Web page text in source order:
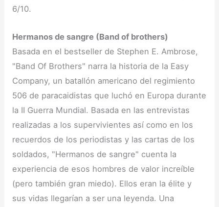
6/10.
Hermanos de sangre (Band of brothers)
Basada en el bestseller de Stephen E. Ambrose,
"Band Of Brothers" narra la historia de la Easy
Company, un batallón americano del regimiento
506 de paracaidistas que luchó en Europa durante
la II Guerra Mundial. Basada en las entrevistas
realizadas a los supervivientes así como en los
recuerdos de los periodistas y las cartas de los
soldados, "Hermanos de sangre" cuenta la
experiencia de esos hombres de valor increíble
(pero también gran miedo). Ellos eran la élite y
sus vidas llegarían a ser una leyenda. Una